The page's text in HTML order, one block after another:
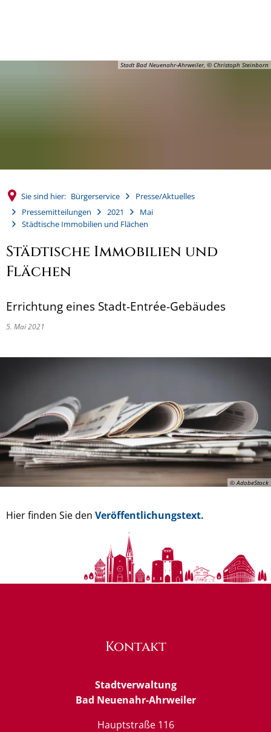
Stadt Bad Neuenahr-Ahrweiler, © Christoph Steinborn
Sie sind hier: Bürgerservice
Presse/Aktuelles
Pressemitteilungen
2021
Mai
Städtische Immobilien und Flächen
Städtische Immobilien und
Flächen
Errichtung eines Stadt-Entrée-Gebäudes
5. Mai 2021
© AdobeStock
Hier finden Sie den Veröffentlichungstext.
Kontakt
Stadtverwaltung
Bad Neuenahr-Ahrweiler
Hauptstraße 116